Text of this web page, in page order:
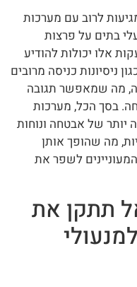
לרוב עם מערכות
בתים על פרצות
אלו יכולות להודיע
ניסיונות כניסה מרובים
מה שמאפשר תגובה
בסך הכל, מערכות
יותר של אבטחה ונוחות
מה שהופך אותן
לשפר את
תתקן את